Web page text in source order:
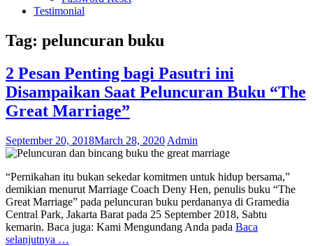
Testimonial
Tag: peluncuran buku
2 Pesan Penting bagi Pasutri ini
Disampaikan Saat Peluncuran Buku “The
Great Marriage”
September 20, 2018March 28, 2020 Admin
“Pernikahan itu bukan sekedar komitmen untuk hidup bersama,”
demikian menurut Marriage Coach Deny Hen, penulis buku “The
Great Marriage” pada peluncuran buku perdananya di Gramedia
Central Park, Jakarta Barat pada 25 September 2018, Sabtu
kemarin. Baca juga: Kami Mengundang Anda pada Baca
selanjutnya …